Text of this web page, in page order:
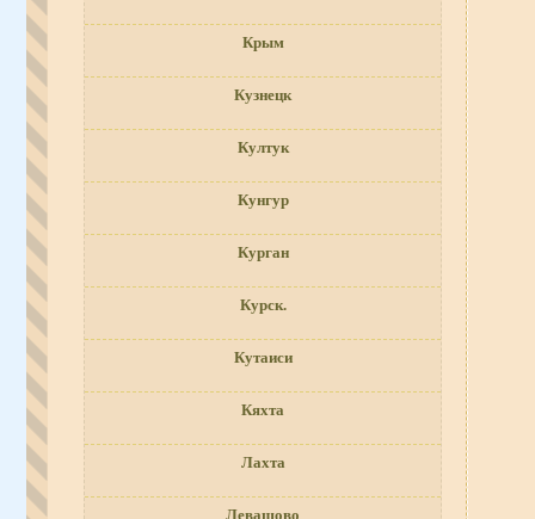
Крым
Кузнецк
Култук
Кунгур
Курган
Курск.
Кутаиси
Кяхта
Лахта
Левашово